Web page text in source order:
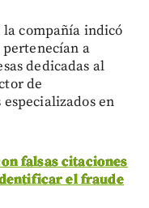
la compañía indicó
pertenecían a
dedicadas al
de
en
falsas citaciones
el fraude